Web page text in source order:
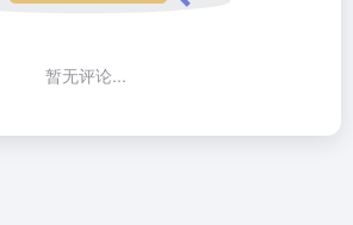
暂无评论...